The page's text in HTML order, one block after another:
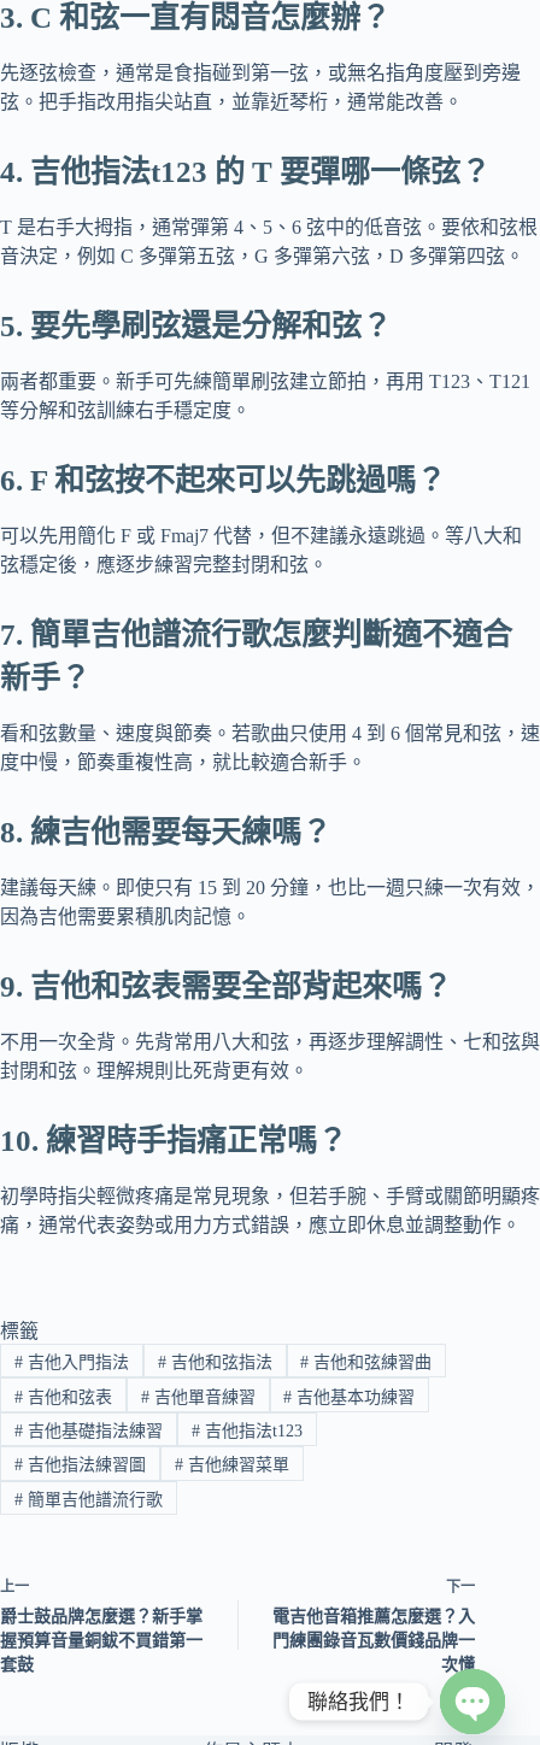
3. C 和弦一直有悶音怎麼辦？
先逐弦檢查，通常是食指碰到第一弦，或無名指角度壓到旁邊
弦。把手指改用指尖站直，並靠近琴桁，通常能改善。
4. 吉他指法t123 的 T 要彈哪一條弦？
T 是右手大拇指，通常彈第 4、5、6 弦中的低音弦。要依和弦根
音決定，例如 C 多彈第五弦，G 多彈第六弦，D 多彈第四弦。
5. 要先學刷弦還是分解和弦？
兩者都重要。新手可先練簡單刷弦建立節拍，再用 T123、T121
等分解和弦訓練右手穩定度。
6. F 和弦按不起來可以先跳過嗎？
可以先用簡化 F 或 Fmaj7 代替，但不建議永遠跳過。等八大和
弦穩定後，應逐步練習完整封閉和弦。
7. 簡單吉他譜流行歌怎麼判斷適不適合
新手？
看和弦數量、速度與節奏。若歌曲只使用 4 到 6 個常見和弦，速
度中慢，節奏重複性高，就比較適合新手。
8. 練吉他需要每天練嗎？
建議每天練。即使只有 15 到 20 分鐘，也比一週只練一次有效，
因為吉他需要累積肌肉記憶。
9. 吉他和弦表需要全部背起來嗎？
不用一次全背。先背常用八大和弦，再逐步理解調性、七和弦與
封閉和弦。理解規則比死背更有效。
10. 練習時手指痛正常嗎？
初學時指尖輕微疼痛是常見現象，但若手腕、手臂或關節明顯疼
痛，通常代表姿勢或用力方式錯誤，應立即休息並調整動作。
標籤
#吉他入門指法 #吉他和弦指法 # 吉他和弦練習曲
#吉他和弦表 #吉他單音練習 # 吉他基本功練習
#吉他基礎指法練習 #吉他指法t123
#吉他指法練習圖 #吉他練習菜單
#簡單吉他譜流行歌
上一
爵士鼓品牌怎麼選？新手掌
握預算音量銅鈸不買錯第一
套鼓
下一
電吉他音箱推薦怎麼選？入
門練團錄音瓦數價錢品牌一
次懂
聯絡我們！